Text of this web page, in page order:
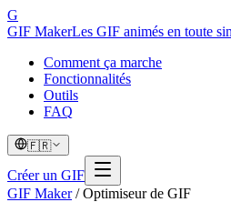
G
GIF MakerLes GIF animés en toute
Comment ça marche
Fonctionnalités
Outils
FAQ
🇫🇷
Créer un GIF
GIF Maker/Optimiseur de GIF